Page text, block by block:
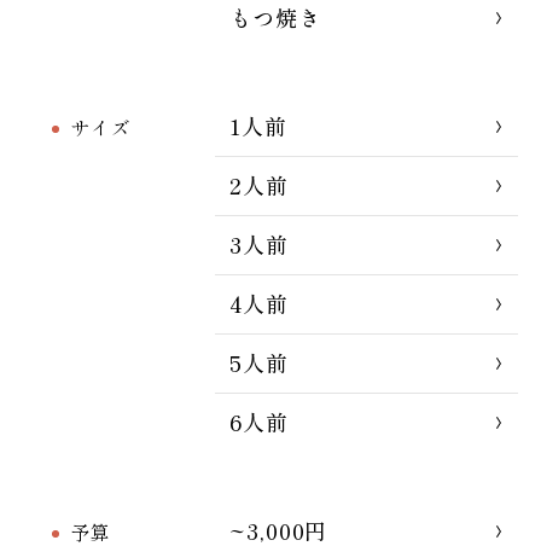
もつ焼き
サイズ
1人前
2人前
3人前
4人前
5人前
6人前
予算
~3,000円